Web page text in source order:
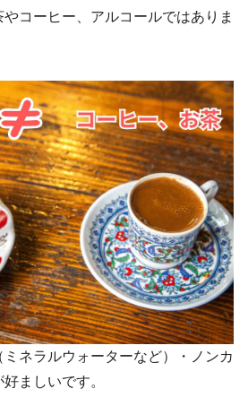
コーヒー、アルコールではありま
ネラルウォーターなど）・ノンカ
ましいです。